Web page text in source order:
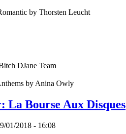
by Thorsten Leucht
DJane Team
by Anina Owly
La Bourse Aux Disques
01/2018 - 16:08